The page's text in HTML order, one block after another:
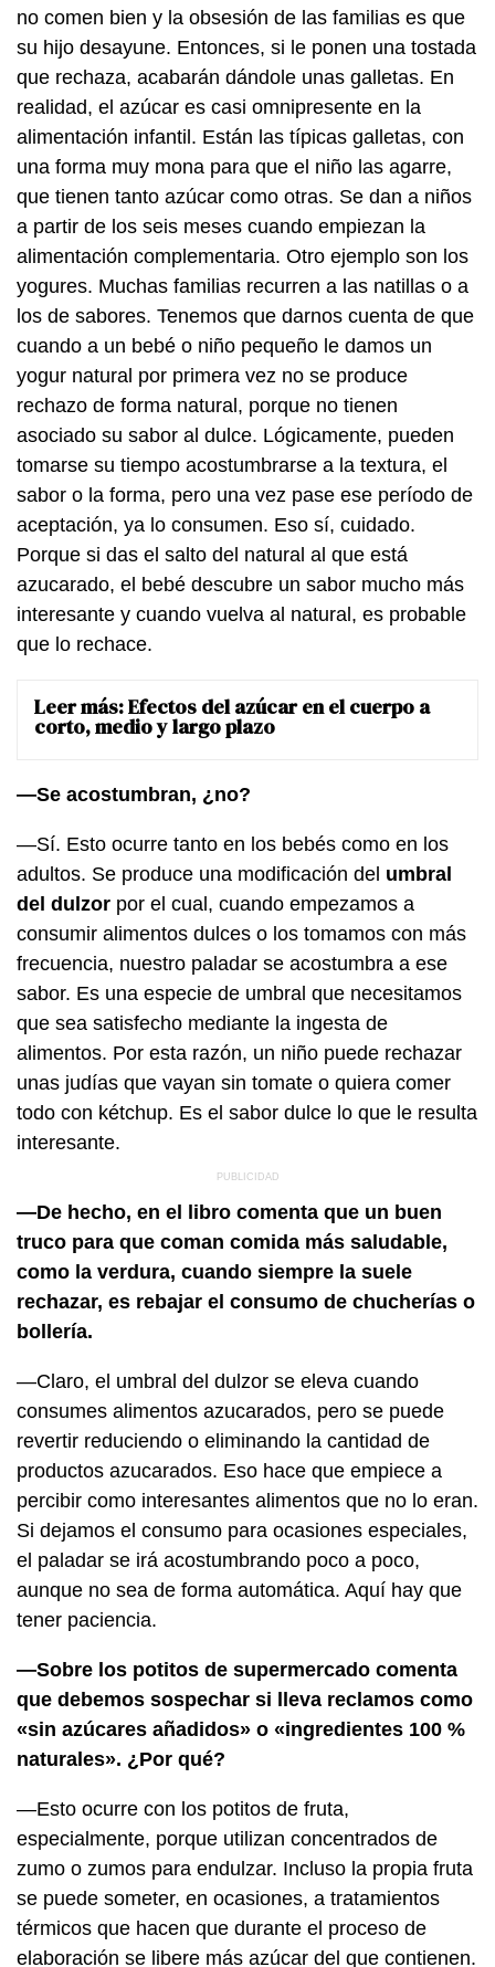
no comen bien y la obsesión de las familias es que
su hijo desayune. Entonces, si le ponen una tostada
que rechaza, acabarán dándole unas galletas. En
realidad, el azúcar es casi omnipresente en la
alimentación infantil. Están las típicas galletas, con
una forma muy mona para que el niño las agarre,
que tienen tanto azúcar como otras. Se dan a niños
a partir de los seis meses cuando empiezan la
alimentación complementaria. Otro ejemplo son los
yogures. Muchas familias recurren a las natillas o a
los de sabores. Tenemos que darnos cuenta de que
cuando a un bebé o niño pequeño le damos un
yogur natural por primera vez no se produce
rechazo de forma natural, porque no tienen
asociado su sabor al dulce. Lógicamente, pueden
tomarse su tiempo acostumbrarse a la textura, el
sabor o la forma, pero una vez pase ese período de
aceptación, ya lo consumen. Eso sí, cuidado.
Porque si das el salto del natural al que está
azucarado, el bebé descubre un sabor mucho más
interesante y cuando vuelva al natural, es probable
que lo rechace.
Leer más:Efectos del azúcar en el cuerpo a
corto, medio y largo plazo
—Se acostumbran, ¿no?
—Sí. Esto ocurre tanto en los bebés como en los
adultos. Se produce una modificación del umbral
del dulzor por el cual, cuando empezamos a
consumir alimentos dulces o los tomamos con más
frecuencia, nuestro paladar se acostumbra a ese
sabor. Es una especie de umbral que necesitamos
que sea satisfecho mediante la ingesta de
alimentos. Por esta razón, un niño puede rechazar
unas judías que vayan sin tomate o quiera comer
todo con kétchup. Es el sabor dulce lo que le resulta
interesante.
—De hecho, en el libro comenta que un buen
truco para que coman comida más saludable,
como la verdura, cuando siempre la suele
rechazar, es rebajar el consumo de chucherías o
bollería.
—Claro, el umbral del dulzor se eleva cuando
consumes alimentos azucarados, pero se puede
revertir reduciendo o eliminando la cantidad de
productos azucarados. Eso hace que empiece a
percibir como interesantes alimentos que no lo eran.
Si dejamos el consumo para ocasiones especiales,
el paladar se irá acostumbrando poco a poco,
aunque no sea de forma automática. Aquí hay que
tener paciencia.
—Sobre los potitos de supermercado comenta
que debemos sospechar si lleva reclamos como
«sin azúcares añadidos» o «ingredientes 100 %
naturales». ¿Por qué?
—Esto ocurre con los potitos de fruta,
especialmente, porque utilizan concentrados de
zumo o zumos para endulzar. Incluso la propia fruta
se puede someter, en ocasiones, a tratamientos
térmicos que hacen que durante el proceso de
elaboración se libere más azúcar del que contienen.